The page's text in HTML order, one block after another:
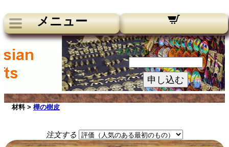
メニュー
ニュースレター：
あなたのメールアドレス：
申し込む
材料 > 樺の樹皮
注文する